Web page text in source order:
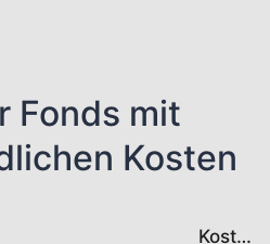
Fonds mit
Kosten
Kosten